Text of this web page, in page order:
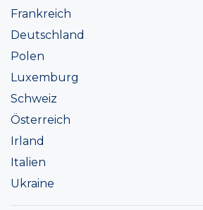
Frankreich
Deutschland
Polen
Luxemburg
Schweiz
Österreich
Irland
Italien
Ukraine